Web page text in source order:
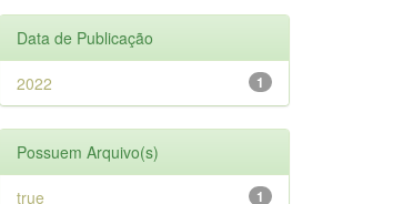
Data de Publicação
1
2022
Possuem Arquivo(s)
1
true